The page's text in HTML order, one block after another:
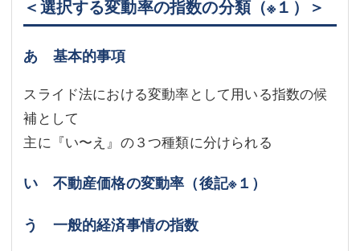
＜選択する変動率の指数の分類（※１） ＞
あ 基本的事項
スライド法における変動率として用いる指数の候
補として
主に『い〜え』の３つ種類に分けられる
い 不動産価格の変動率（後記※１ ）
う 一般的経済事情の指数